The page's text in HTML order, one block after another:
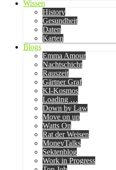
Wissen
History
Gesundheit
Daten
Karten
Blogs
Emma Amour
Nachtschicht
Rauszeit
Gärtner Graf
KI-Kosmos
Loading …
Down by Law
Move on up
Watts On
Rat der Weisen
MoneyTalks
Sektenblog
Work in Progress